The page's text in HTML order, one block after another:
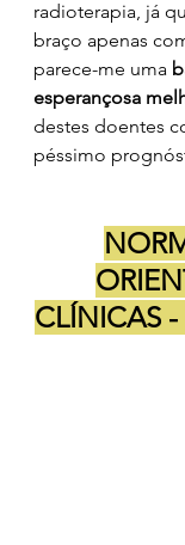
radioterapia, já
braço apenas
parece-me uma
esperançosa
destes doentes
péssimo
CLÍNICAS -